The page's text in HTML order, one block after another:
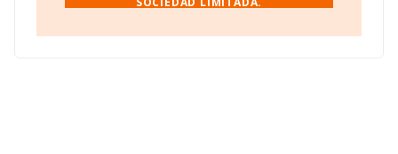
Ciudad Real, Castilla-la Mancha.
En relación con el sector y disponiendo de los datos de